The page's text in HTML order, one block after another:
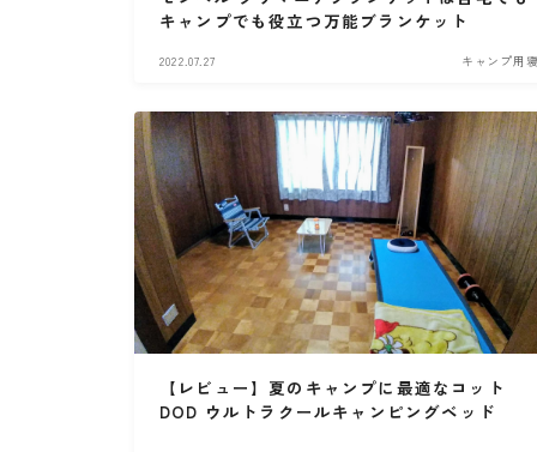
・北海道ツーリング
キャンプでも役立つ万能ブランケット
2022.07.27 キャンプ用
【レビュー】夏のキャンプに最適なコット
DOD ウルトラクールキャンピングベッド